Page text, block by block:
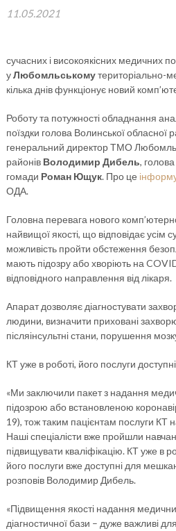
11.05.2021
сучасних і високоякісних медичних
уЛюбомльськомутериторіально-
кілька днів функціонує новий
Роботу та потужності обладнання
поїздки голова Волинської обласної
генеральний директор ТМО
районів Володимир Дибель,
гомади Роман Ющук. Про це
ОДА.
Головна перевага нового
найвищої якості, що відповідає усім
можливість пройти обстеження
мають підозру або хворіють на
відповідного направлення від лікаря.
Апарат дозволяє діагностувати
людини, визначити приховані
післяінсультні стани, порушення
КТ уже в роботі, його послуги
«Ми заключили пакет з надання
підозрою або встановленою
19), тож таким пацієнтам послуги КТ
Наші спеціалісти вже пройшли
підвищувати кваліфікацію. КТ уже в
його послуги вже доступні для
розповів Володимир Дибель.
«Підвищення якості надання
діагностичної бази – дуже важливі